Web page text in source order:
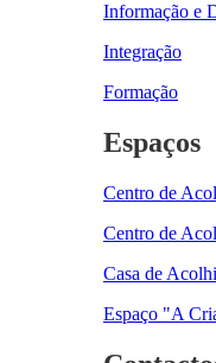
Informação e
Integração
Formação
Espaços
Centro de
Centro de
Casa de
Espaço "A